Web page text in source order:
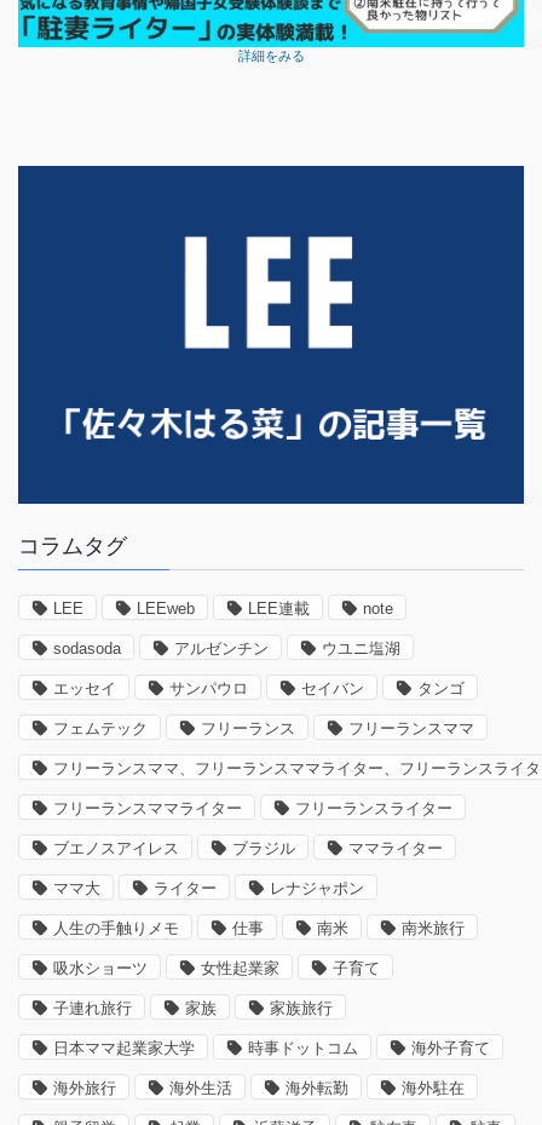
詳細をみる
コラムタグ
LEE LEEweb LEE連載 note
sodasoda アルゼンチン ウユニ塩湖
エッセイ サンパウロ セイバン タンゴ
フェムテック フリーランス フリーランスママ
フリーランスママ、フリーランスママライター、フリーランスライ
フリーランスママライター フリーランスライター
ブエノスアイレス ブラジル ママライター
ママ大 ライター レナジャポン
人生の手触りメモ 仕事 南米 南米旅行
吸水ショーツ 女性起業家 子育て
子連れ旅行 家族 家族旅行
日本ママ起業家大学 時事ドットコム 海外子育て
海外旅行 海外生活 海外転勤 海外駐在